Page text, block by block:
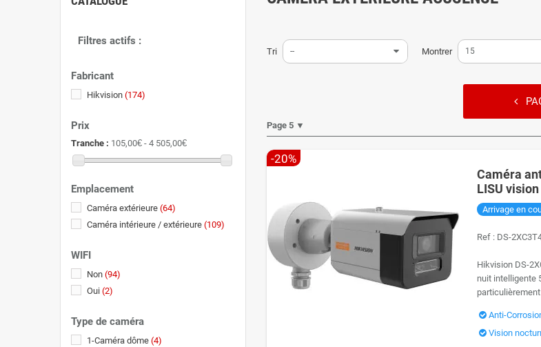
Tri -- Montrer 15
Page 5 ▼
-20%
Caméra
LISU
Arrivage en
Ref : DS-
Hikvision DS-
nuit intelligente
Anti-
Vision
Filtres actifs :
Fabricant
Hikvision (174)
Prix
Tranche : 105,00€ - 4 505,00€
Emplacement
Caméra extérieure (64)
Caméra intérieure / extérieure (109)
WIFI
Non (94)
Oui (2)
Type de caméra
1-Caméra dôme (4)